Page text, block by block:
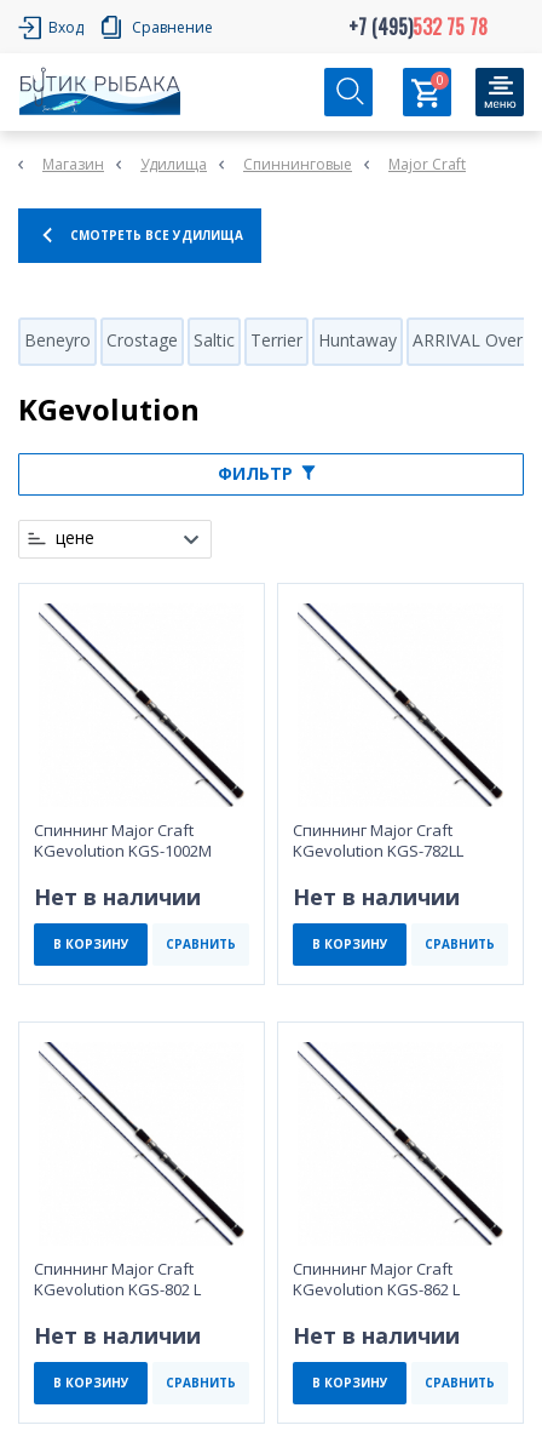
Вход Сравнение +7 (495)532 75 78
0
Магазин Удилища Спиннинговые Major Craft
СМОТРЕТЬ ВСЕ УДИЛИЩА
Beneyro Crostage Saltic Terrier Huntaway ARRIVAL Over
KGevolution
ФИЛЬТР
цене
Спиннинг Major Craft
KGevolution KGS-1002M
Нет в наличии
В КОРЗИНУ СРАВНИТЬ
Спиннинг Major Craft
KGevolution KGS-782LL
Нет в наличии
В КОРЗИНУ СРАВНИТЬ
Спиннинг Major Craft
KGevolution KGS-802 L
Нет в наличии
В КОРЗИНУ СРАВНИТЬ
Спиннинг Major Craft
KGevolution KGS-862 L
Нет в наличии
В КОРЗИНУ СРАВНИТЬ